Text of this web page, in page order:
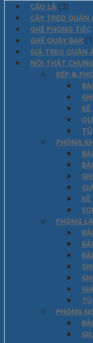
CẦU LÀ (3)
CÂY TREO QUẦN
GHẾ PHÒNG TIỆC
GHẾ QUẦY BAR
GIÁ TREO QUẦN
NỘI THẤT
BẾP &
PHÒNG
PHÒNG
PHÒNG